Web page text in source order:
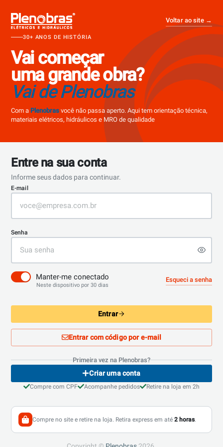
Voltar ao site →
30+ ANOS DE HISTÓRIA
Vai começar
uma grande obra?
Vai de Plenobras
Com a Plenobras você não passa aperto. Aqui tem orientação técnica,
materiais elétricos, hidráulicos e MRO de qualidade
Entre na sua conta
Informe seus dados para continuar.
E-mail
Senha
Manter-me conectado
Neste dispositivo por 30 dias
Esqueci a senha
Entrar
Entrar com código por e-mail
Primeira vez na Plenobras?
Criar uma conta
Compre com CPF Acompanhe pedidos Retire na loja em 2h
Compre no site e retire na loja. Retira express em até 2 horas.
encontra toda a linha de materiais
elétricos, hidráulicos e MRO.
Dúvidas técnicas sobre produtos
Falar com um atendente